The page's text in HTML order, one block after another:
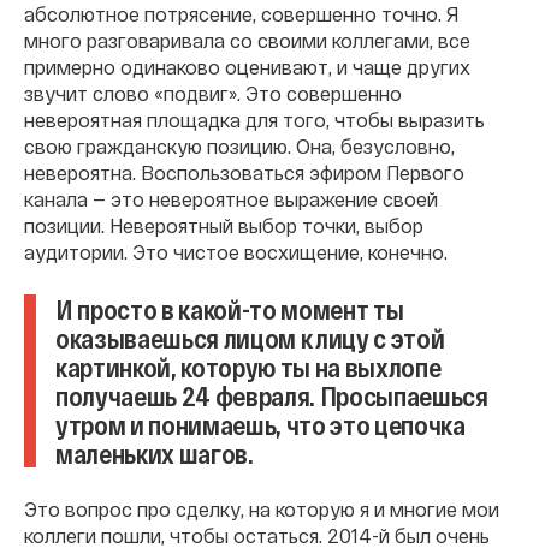
абсолютное потрясение, совершенно точно. Я
много разговаривала со своими коллегами, все
примерно одинаково оценивают, и чаще других
звучит слово «подвиг». Это совершенно
невероятная площадка для того, чтобы выразить
свою гражданскую позицию. Она, безусловно,
невероятна. Воспользоваться эфиром Первого
канала — это невероятное выражение своей
позиции. Невероятный выбор точки, выбор
аудитории. Это чистое восхищение, конечно.
И просто в какой-то момент ты
оказываешься лицом к лицу с этой
картинкой, которую ты на выхлопе
получаешь 24 февраля. Просыпаешься
утром и понимаешь, что это цепочка
маленьких шагов.
Это вопрос про сделку, на которую я и многие мои
коллеги пошли, чтобы остаться. 2014-й был очень